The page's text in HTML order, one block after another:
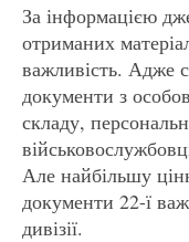
За інформацією
отриманих
важливість. Адже
документи з
складу,
Але найбільшу
документи 22-ї
дивізії.